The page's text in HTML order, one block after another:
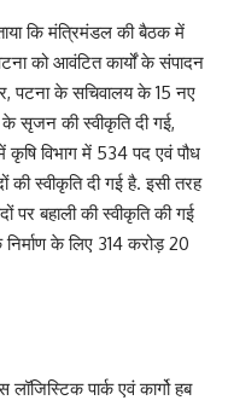
कि मंत्रिमंडल की बैठक में
को आवंटित कार्यों के संपादन
पटना के सचिवालय के 15 नए
सृजन की स्वीकृति दी गई,
कृषि विभाग में 534 पद एवं पौध
स्वीकृति दी गई है. इसी तरह
बहाली की स्वीकृति की गई
के लिए 314 करोड़ 20
पार्क एवं कार्गो हब